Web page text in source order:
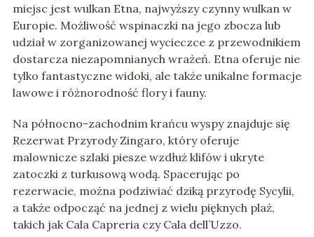
miejsc jest wulkan Etna, najwyższy czynny wulkan w
Europie. Możliwość wspinaczki na jego zbocza lub
udział w zorganizowanej wycieczce z przewodnikiem
dostarcza niezapomnianych wrażeń. Etna oferuje nie
tylko fantastyczne widoki, ale także unikalne formacje
lawowe i różnorodność flory i fauny.
Na północno-zachodnim krańcu wyspy znajduje się
Rezerwat Przyrody Zingaro, który oferuje
malownicze szlaki piesze wzdłuż klifów i ukryte
zatoczki z turkusową wodą. Spacerując po
rezerwacie, można podziwiać dziką przyrodę Sycylii,
a także odpocząć na jednej z wielu pięknych plaż,
takich jak Cala Capreria czy Cala dell’Uzzo.